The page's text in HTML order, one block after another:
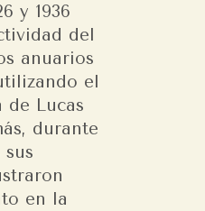
y 1936
del
anuarios
el
de Lucas
durante
en la